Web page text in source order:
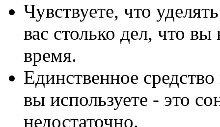
Чувствуете, что
вас столько дел, что вы
время.
Единственное
вы используете - это
недостаточно.